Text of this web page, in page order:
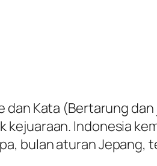
dan Kata (Bertarung
Indonesia
bulan aturan Jepang,